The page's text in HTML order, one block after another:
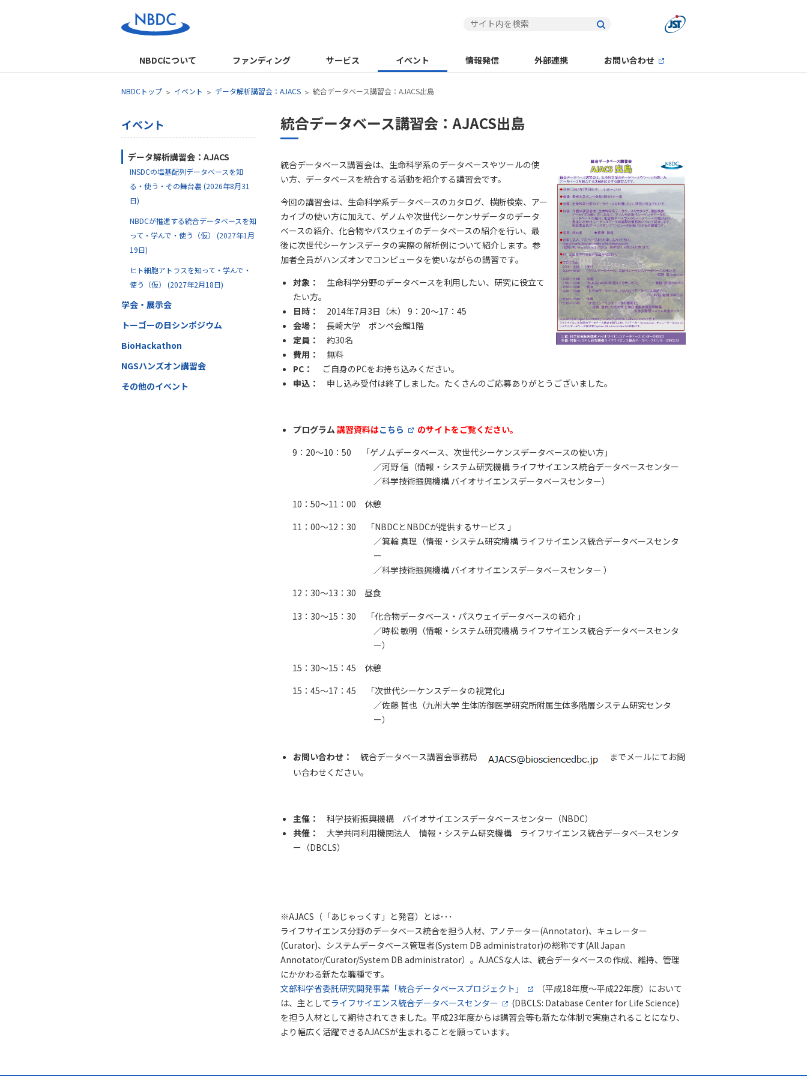
NBDCについて ファンディング サービス イベント 情報発信 外部連携 お問い合わせ
NBDCトップ イベント データ解析講習会：AJACS 統合データベース講習会：AJACS出島
統合データベース講習会：AJACS出島
統合データベース講習会は、生命科学系のデータベースやツールの使
い方、データベースを統合する活動を紹介する講習会です。
今回の講習会は、生命科学系データベースのカタログ、横断検索、アー
カイブの使い方に加えて、ゲノムや次世代シーケンサデータのデータ
ベースの紹介、化合物やパスウェイのデータベースの紹介を行い、最
後に次世代シーケンスデータの実際の解析例について紹介します。参
加者全員がハンズオンでコンピュータを使いながらの講習です。
対象：
生命科学分野のデータベースを利用したい、研究に役立て
たい方。
日時：
2014年7月3日（木） 9：20～17：45
会場：
長崎大学 ポンペ会館1階
定員：
約30名
費用：
無料
PC：
ご自身のPCをお持ち込みください。
申込：
申し込み受付は終了しました。たくさんのご応募ありがとうございました。
プログラム 講習資料はこちら
のサイトをご覧ください。
9：20～10：50 「ゲノムデータベース、次世代シーケンスデータベースの使い方」
／河野 信（情報・システム研究機構 ライフサイエンス統合データベースセンター
／科学技術振興機構 バイオサイエンスデータベースセンター）
10：50～11：00 休憩
11：00～12：30 「NBDCとNBDCが提供するサービス 」
／箕輪 真理（情報・システム研究機構 ライフサイエンス統合データベースセンタ
ー
／科学技術振興機構 バイオサイエンスデータベースセンター ）
12：30～13：30 昼食
13：30～15：30 「化合物データベース・パスウェイデータベースの紹介 」
／時松 敏明（情報・システム研究機構 ライフサイエンス統合データベースセンタ
ー）
15：30～15：45 休憩
15：45～17：45 「次世代シーケンスデータの視覚化」
／佐藤 哲也（九州大学 生体防御医学研究所附属生体多階層システム研究センタ
ー）
お問い合わせ： 統合データベース講習会事務局
までメールにてお問
い合わせください。
主催：
科学技術振興機構 バイオサイエンスデータベースセンター（NBDC）
共催：
大学共同利用機関法人 情報・システム研究機構 ライフサイエンス統合データベースセンタ
ー（DBCLS）
※AJACS（「あじゃっくす」と発音）とは･･･
ライフサイエンス分野のデータベース統合を担う人材、アノテーター(Annotator)、キュレーター
(Curator)、システムデータベース管理者(System DB administrator)の総称です(All Japan
Annotator/Curator/System DB administrator）。AJACSな人は、統合データベースの作成、維持、管理
にかかわる新たな職種です。
文部科学省委託研究開発事業「統合データベースプロジェクト」
（平成18年度～平成22年度）において
は、主としてライフサイエンス統合データベースセンター
(DBCLS: Database Center for Life Science)
を担う人材として期待されてきました。平成23年度からは講習会等も新たな体制で実施されることになり、
より幅広く活躍できるAJACSが生まれることを願っています。
イベント
データ解析講習会：AJACS
INSDCの塩基配列データベースを知
る・使う・その舞台裏 (2026年8月31
日)
NBDCが推進する統合データベースを知
って・学んで・使う（仮） (2027年1月
19日)
ヒト細胞アトラスを知って・学んで・
使う（仮） (2027年2月18日)
学会・展示会
トーゴーの日シンポジウム
BioHackathon
NGSハンズオン講習会
その他のイベント